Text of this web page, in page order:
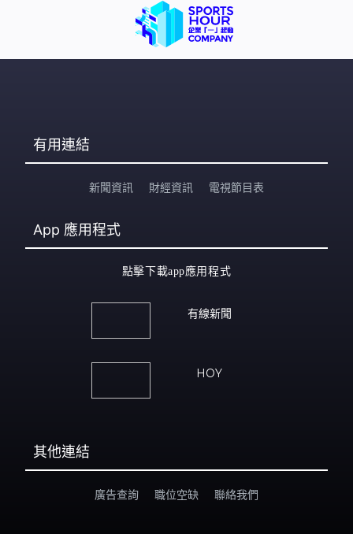
有用連結
新聞資訊 財經資訊 電視節目表
App 應用程式
點擊下載app應用程式
有線新聞
HOY
其他連結
廣告查詢 職位空缺 聯絡我們